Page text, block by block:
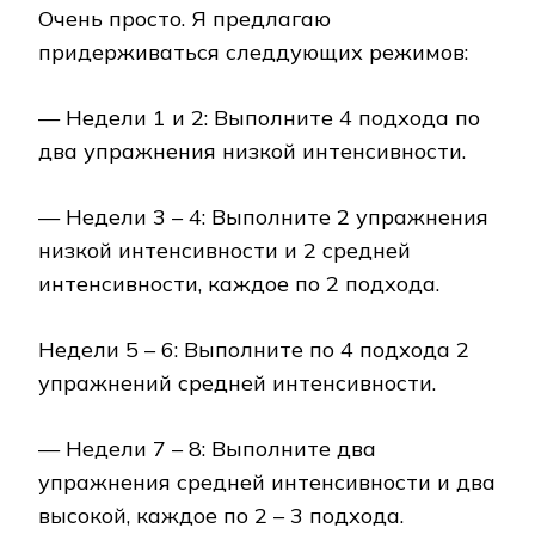
Очень просто. Я предлагаю
придерживаться следдующих режимов:
— Недели 1 и 2: Выполните 4 подхода по
два упражнения низкой интенсивности.
— Недели 3 – 4: Выполните 2 упражнения
низкой интенсивности и 2 средней
интенсивности, каждое по 2 подхода.
Недели 5 – 6: Выполните по 4 подхода 2
упражнений средней интенсивности.
— Недели 7 – 8: Выполните два
упражнения средней интенсивности и два
высокой, каждое по 2 – 3 подхода.